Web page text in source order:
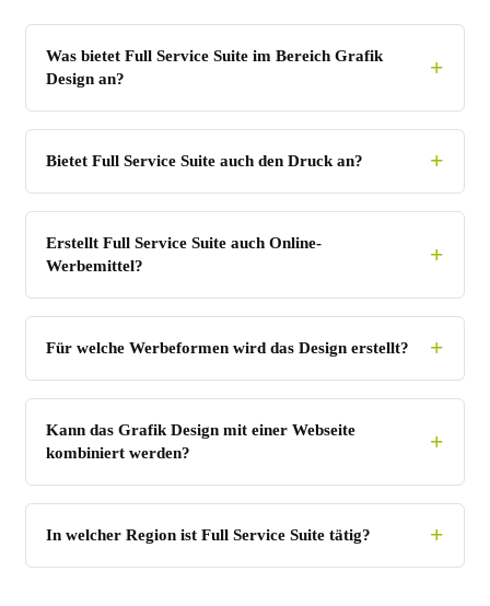
Was bietet Full Service Suite im Bereich Grafik
Design an?
Bietet Full Service Suite auch den Druck an?
Erstellt Full Service Suite auch Online-
Werbemittel?
Für welche Werbeformen wird das Design erstellt?
Kann das Grafik Design mit einer Webseite
kombiniert werden?
In welcher Region ist Full Service Suite tätig?